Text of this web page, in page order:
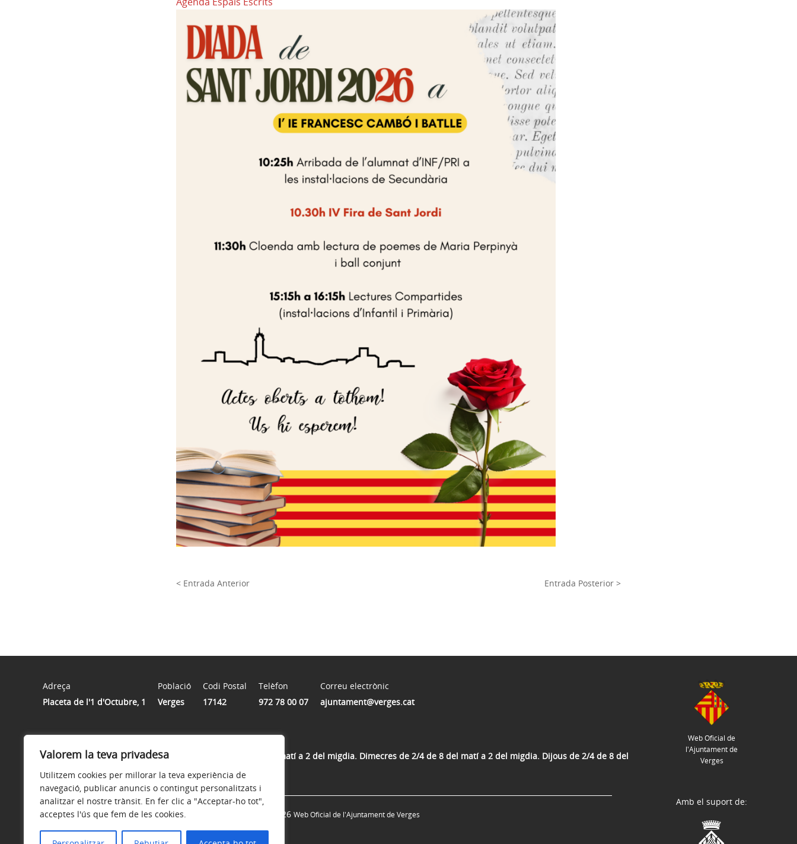
Valorem la teva privadesa
Utilitzem cookies per millorar la teva experiència de
navegació, publicar anuncis o contingut personalitzats i
analitzar el nostre trànsit. En fer clic a "Acceptar-ho tot",
acceptes l'ús que fem de les cookies.
< Entrada Anterior Entrada Posterior >
Adreça
Placeta de l'1 d'Octubre, 1
Població
Verges
Codi Postal
17142
Telèfon
972 78 00 07
Correu electrònic
ajuntament@verges.cat
Dilluns de 2/4 de 8 del matí a 11 del matí. Dimarts d’11 del matí a 2 del migdia. Dimecres de 2/4 de 8 del matí a 2 del migdia. Dijous de 2/4 de 8 del
matí a 11 del matí. Divendres d’11 del matí a 2 del migdia
Web Oficial de
l'Ajuntament de
Verges
Avís legal Política de privacitat © 2026 Web Oficial de l'Ajuntament de Verges
Amb el suport de: